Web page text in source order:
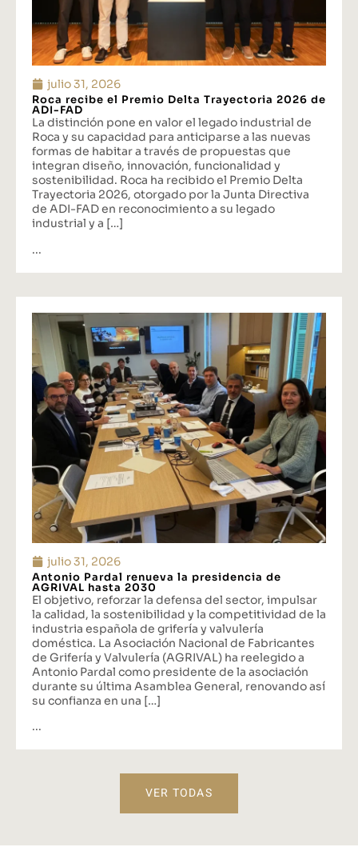
julio 31, 2026
Roca recibe el Premio Delta Trayectoria 2026 de
ADI-FAD
La distinción pone en valor el legado industrial de
Roca y su capacidad para anticiparse a las nuevas
formas de habitar a través de propuestas que
integran diseño, innovación, funcionalidad y
sostenibilidad. Roca ha recibido el Premio Delta
Trayectoria 2026, otorgado por la Junta Directiva
de ADI-FAD en reconocimiento a su legado
industrial y a […]
...
julio 31, 2026
Antonio Pardal renueva la presidencia de
AGRIVAL hasta 2030
El objetivo, reforzar la defensa del sector, impulsar
la calidad, la sostenibilidad y la competitividad de la
industria española de grifería y valvulería
doméstica. La Asociación Nacional de Fabricantes
de Grifería y Valvulería (AGRIVAL) ha reelegido a
Antonio Pardal como presidente de la asociación
durante su última Asamblea General, renovando así
su confianza en una […]
...
VER TODAS